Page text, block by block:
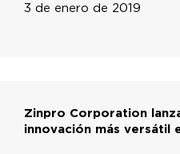
3 de enero de 2019
Zinpro Corporation
innovación más versátil